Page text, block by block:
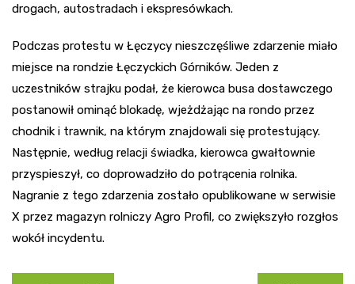
drogach, autostradach i ekspresówkach.
Podczas protestu w Łęczycy nieszczęśliwe zdarzenie miało
miejsce na rondzie Łęczyckich Górników. Jeden z
uczestników strajku podał, że kierowca busa dostawczego
postanowił ominąć blokadę, wjeżdżając na rondo przez
chodnik i trawnik, na którym znajdowali się protestujący.
Następnie, według relacji świadka, kierowca gwałtownie
przyspieszył, co doprowadziło do potrącenia rolnika.
Nagranie z tego zdarzenia zostało opublikowane w serwisie
X przez magazyn rolniczy Agro Profil, co zwiększyło rozgłos
wokół incydentu.